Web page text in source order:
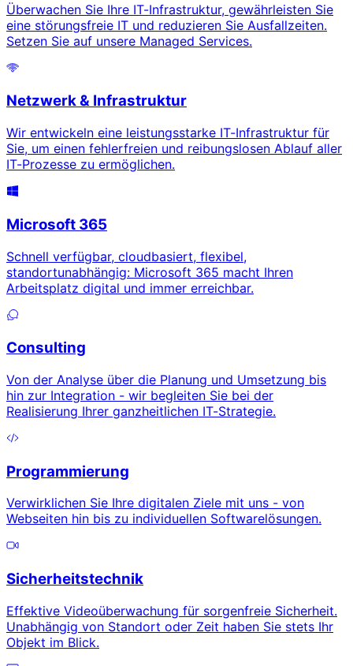
Überwachen Sie Ihre IT-Infrastruktur, gewährleisten Sie
eine störungsfreie IT und reduzieren Sie Ausfallzeiten.
Setzen Sie auf unsere Managed Services.
Netzwerk & Infrastruktur
Wir entwickeln eine leistungsstarke IT-Infrastruktur für
Sie, um einen fehlerfreien und reibungslosen Ablauf aller
IT-Prozesse zu ermöglichen.
Microsoft 365
Schnell verfügbar, cloudbasiert, flexibel,
standortunabhängig: Microsoft 365 macht Ihren
Arbeitsplatz digital und immer erreichbar.
Consulting
Von der Analyse über die Planung und Umsetzung bis
hin zur Integration - wir begleiten Sie bei der
Realisierung Ihrer ganzheitlichen IT-Strategie.
Programmierung
Verwirklichen Sie Ihre digitalen Ziele mit uns - von
Webseiten hin bis zu individuellen Softwarelösungen.
Sicherheitstechnik
Effektive Videoüberwachung für sorgenfreie Sicherheit.
Unabhängig von Standort oder Zeit haben Sie stets Ihr
Objekt im Blick.